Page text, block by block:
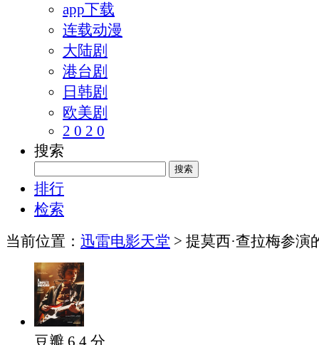
app下载
连载动漫
大陆剧
港台剧
日韩剧
欧美剧
2 0 2 0
搜索
排行
检索
当前位置： 迅雷电影天堂 > 提莫西·查拉梅参演
豆瓣 6.4 分